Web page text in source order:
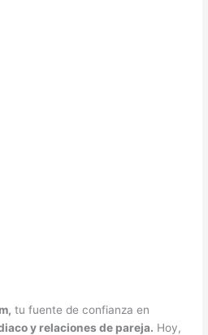
tu fuente de confianza en
y relaciones de pareja. Hoy,